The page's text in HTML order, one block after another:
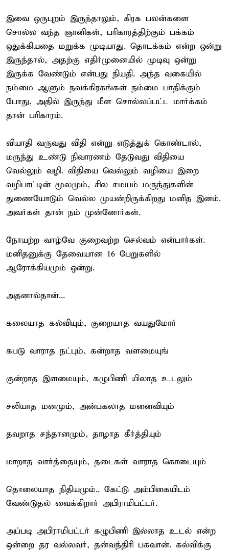
இவை ஒருபுறம் இருந்தாலும், கிரக பலன்களை
சொல்ல வந்த ஞானிகள், பரிகாரத்திற்கும் பக்கம்
ஒதுக்கியதை மறுக்க முடியாது. தொடக்கம் என்ற ஒன்று
இருந்தால், அதற்கு எதிர்முனையில் முடிவு ஒன்று
இருக்க வேண்டும் என்பது நியதி. அந்த வகையில்
நம்மை ஆளும் நவக்கிரகங்கள் நம்மை பாதிக்கும்
போது, அதில் இருந்து மீள சொல்லப்பட்ட மார்க்கம்
தான் பரிகாரம்.
வியாதி வருவது விதி என்று எடுத்துக் கொண்டால்,
மருந்து உண்டு நிவாரணம் தேடுவது விதியை
வெல்லும் வழி. விதியை வெல்லும் வழியை இறை
வழிபாட்டின் மூலமும், சில சமயம் மருந்துகளின்
துணையோடும் வெல்ல முயன்றிருக்கிறது மனித இனம்.
அவர்கள் தான் நம் முன்னோர்கள்.
நோயற்ற வாழ்வே குறைவற்ற செல்வம் என்பார்கள்.
மனிதனுக்கு தேவையான 16 பேறுகளில்
ஆரோக்கியமும் ஒன்று.
அதனால்தான்...
கலையாத கல்வியும், குறையாத வயதுமோர்
கபடு வாராத நட்பும், கன்றாத வளமையுங்
குன்றாத இளமையும், கழுபிணி யிலாத உடலும்
சலியாத மனமும், அன்பகலாத மனைவியும்
தவறாத சந்தானமும், தாழாத கீர்த்தியும்
மாறாத வார்த்தையும், தடைகள் வாராத கொடையும்
தொலையாத நிதியமும்.. கேட்டு அம்பிகையிடம்
வேண்டுதல் வைக்கிறார் அபிராமிபட்டர்.
அப்படி அபிராமிபட்டர் கழுபிணி இல்லாத உடல் என்ற
ஒன்றை தர வல்லவர், தன்வந்திரி பகவான். கல்விக்கு